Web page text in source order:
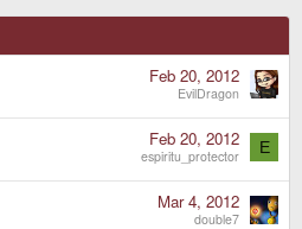
Feb 20, 2012
EvilDragon
Feb 20, 2012
espiritu_protector E
Mar 4, 2012
double7